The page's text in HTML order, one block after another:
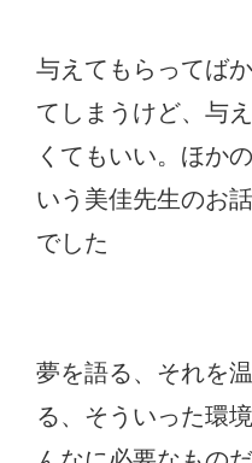
与えてもらってば
てしまうけど、与
くてもいい。ほか
いう美佳先生のお
でした
夢を語る、それを
る、そういった環